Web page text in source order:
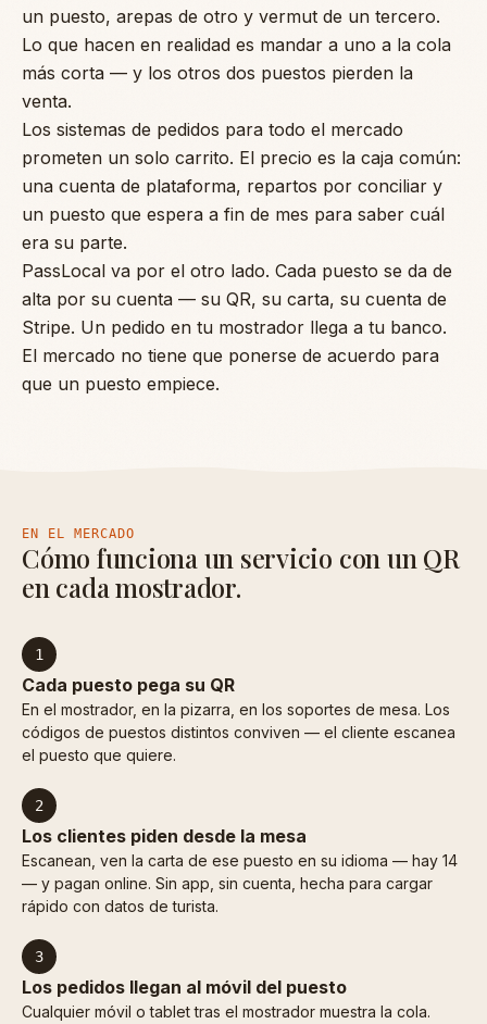
un puesto, arepas de otro y vermut de un tercero.
Lo que hacen en realidad es mandar a uno a la cola
más corta — y los otros dos puestos pierden la
venta.
Los sistemas de pedidos para todo el mercado
prometen un solo carrito. El precio es la caja común:
una cuenta de plataforma, repartos por conciliar y
un puesto que espera a fin de mes para saber cuál
era su parte.
PassLocal va por el otro lado. Cada puesto se da de
alta por su cuenta — su QR, su carta, su cuenta de
Stripe. Un pedido en tu mostrador llega a tu banco.
El mercado no tiene que ponerse de acuerdo para
que un puesto empiece.
EN EL MERCADO
Cómo funciona un servicio con un QR
en cada mostrador.
1
Cada puesto pega su QR
En el mostrador, en la pizarra, en los soportes de mesa. Los
códigos de puestos distintos conviven — el cliente escanea
el puesto que quiere.
2
Los clientes piden desde la mesa
Escanean, ven la carta de ese puesto en su idioma — hay 14
— y pagan online. Sin app, sin cuenta, hecha para cargar
rápido con datos de turista.
3
Los pedidos llegan al móvil del puesto
Cualquier móvil o tablet tras el mostrador muestra la cola.